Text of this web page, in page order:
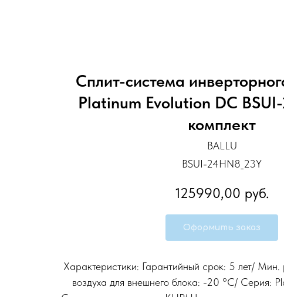
Сплит-система
Platinum Evolution DC
комплект
BALLU
BSUI-24HN8_23Y
125990,00 руб.
Оформить заказ
Характеристики: Гарантийный срок: 5 лет/ Мин.
воздуха для внешнего блока: -20 °С/ Серия: